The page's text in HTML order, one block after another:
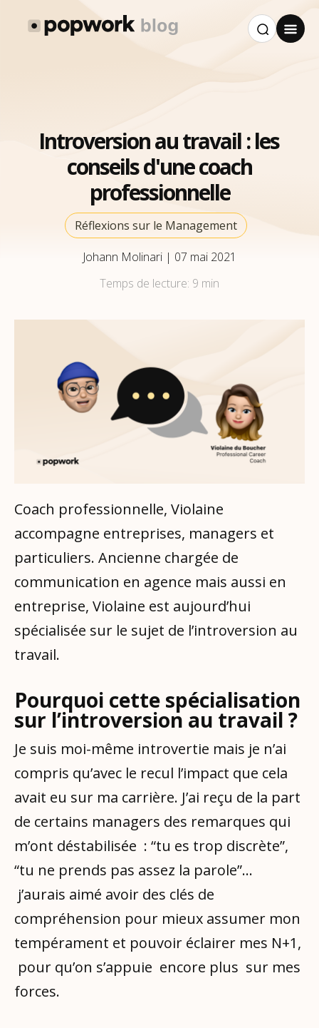
Introversion au travail : les
conseils d'une coach
professionnelle
Réflexions sur le Management
Johann Molinari | 07 mai 2021
Temps de lecture: 9 min
Coach professionnelle, Violaine
accompagne entreprises, managers et
particuliers. Ancienne chargée de
communication en agence mais aussi en
entreprise, Violaine est aujourd’hui
spécialisée sur le sujet de l’introversion au
travail.
Pourquoi cette spécialisation
sur l’introversion au travail ?
Je suis moi-même introvertie mais je n’ai
compris qu’avec le recul l’impact que cela
avait eu sur ma carrière. J’ai reçu de la part
de certains managers des remarques qui
m’ont déstabilisée : “tu es trop discrète”,
“tu ne prends pas assez la parole”...
j’aurais aimé avoir des clés de
compréhension pour mieux assumer mon
tempérament et pouvoir éclairer mes N+1,
pour qu’on s’appuie encore plus sur mes
forces.